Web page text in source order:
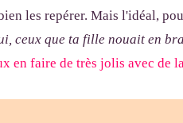
les repérer. Mais l'idéal,
ceux que ta fille nouait en
en faire de très jolis avec de